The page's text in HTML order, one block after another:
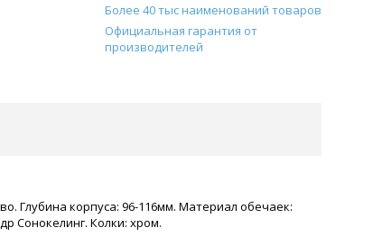
Более 40 тыс наименований товаров
Официальная гарантия от
производителей
Глубина корпуса: 96-116мм. Материал обечаек:
Сонокелинг. Колки: хром.